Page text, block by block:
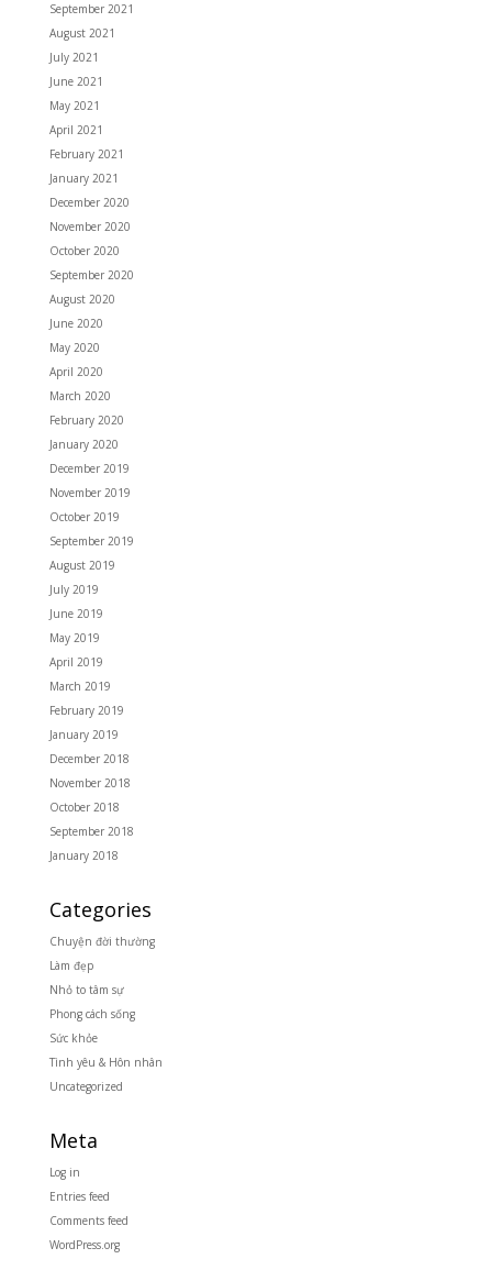
September 2021
August 2021
July 2021
June 2021
May 2021
April 2021
February 2021
January 2021
December 2020
November 2020
October 2020
September 2020
August 2020
June 2020
May 2020
April 2020
March 2020
February 2020
January 2020
December 2019
November 2019
October 2019
September 2019
August 2019
July 2019
June 2019
May 2019
April 2019
March 2019
February 2019
January 2019
December 2018
November 2018
October 2018
September 2018
January 2018
Categories
Chuyện đời thường
Làm đẹp
Nhỏ to tâm sự
Phong cách sống
Sức khỏe
Tình yêu & Hôn nhân
Uncategorized
Meta
Log in
Entries feed
Comments feed
WordPress.org